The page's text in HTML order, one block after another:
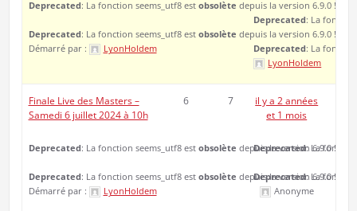
Deprecated: La fonction seems_utf8 est obsolète depuis la version 6.9.0 !
Deprecated: La fonction seems_utf8 est obsolète depuis la version 6.9.0 !
Démarré par :
LyonHoldem
Deprecated: La
Deprecated: La
LyonHoldem
Finale Live des Masters –
Samedi 6 juillet 2024 à 10h
Deprecated: La fonction seems_utf8 est obsolète depuis la version 6.9.0 !
Deprecated: La fonction seems_utf8 est obsolète depuis la version 6.9.0 !
Démarré par :
LyonHoldem
6 7
il y a 2 années
et 1 mois
Deprecated: La
Deprecated: La
Anonyme